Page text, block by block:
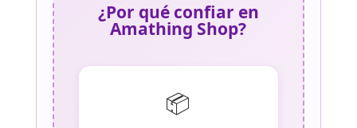
¿Por qué confiar en
Amathing Shop?
📦